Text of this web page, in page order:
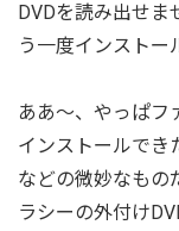
DVDを読み出せま
う一度インストー
ああ〜、やっぱフ
インストールでき
などの微妙なもの
ラシーの外付け